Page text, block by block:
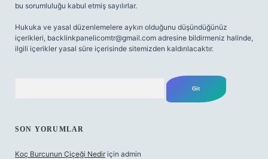
bu sorumluluğu kabul etmiş sayılırlar.
Hukuka ve yasal düzenlemelere aykırı olduğunu düşündüğünüz
içerikleri, backlinkpanelicomtr@gmail.com adresine bildirmeniz halinde,
ilgili içerikler yasal süre içerisinde sitemizden kaldırılacaktır.
SON YORUMLAR
Koç Burcunun Çiçeği Nedir için admin